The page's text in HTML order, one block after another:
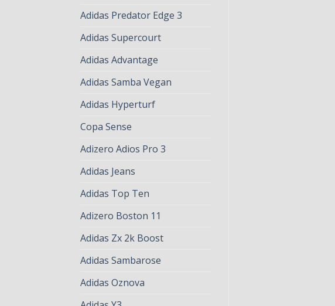
Adidas Predator Edge 3
Adidas Supercourt
Adidas Advantage
Adidas Samba Vegan
Adidas Hyperturf
Copa Sense
Adizero Adios Pro 3
Adidas Jeans
Adidas Top Ten
Adizero Boston 11
Adidas Zx 2k Boost
Adidas Sambarose
Adidas Oznova